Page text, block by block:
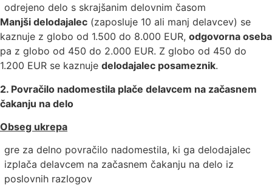
odrejeno delo s skrajšanim delovnim časom
Manjši delodajalec (zaposluje 10 ali manj delavcev) se
kaznuje z globo od 1.500 do 8.000 EUR, odgovorna oseba
pa z globo od 450 do 2.000 EUR. Z globo od 450 do
1.200 EUR se kaznuje delodajalec posameznik.
2. Povračilo nadomestila plače delavcem na začasnem
čakanju na delo
Obseg ukrepa
gre za delno povračilo nadomestila, ki ga delodajalec
izplača delavcem na začasnem čakanju na delo iz
poslovnih razlogov